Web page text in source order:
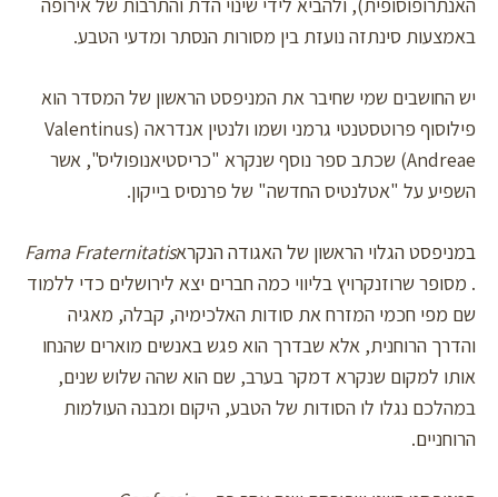
באמצעות סינתזה נועזת בין מסורות הנסתר ומדעי הטבע.
יש החושבים שמי שחיבר את המניפסט הראשון של המסדר הוא
פילוסוף פרוטסטנטי גרמני ושמו ולנטין אנדראה (Valentinus
Andreae) שכתב ספר נוסף שנקרא "כריסטיאנופוליס", אשר
השפיע על "אטלנטיס החדשה" של פרנסיס בייקון.
במניפסט הגלוי הראשון של האגודה הנקראFama Fraternitatis
. מסופר שרוזנקרויץ בליווי כמה חברים יצא לירושלים כדי ללמוד
שם מפי חכמי המזרח את סודות האלכימיה, קבלה, מאגיה
והדרך הרוחנית, אלא שבדרך הוא פגש באנשים מוארים שהנחו
אותו למקום שנקרא דמקר בערב, שם הוא שהה שלוש שנים,
במהלכם נגלו לו הסודות של הטבע, היקום ומבנה העולמות
הרוחניים.